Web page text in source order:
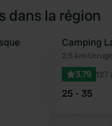
dans la région
Préféré
Camping
2,5 km•
3.79 127
25 - 35